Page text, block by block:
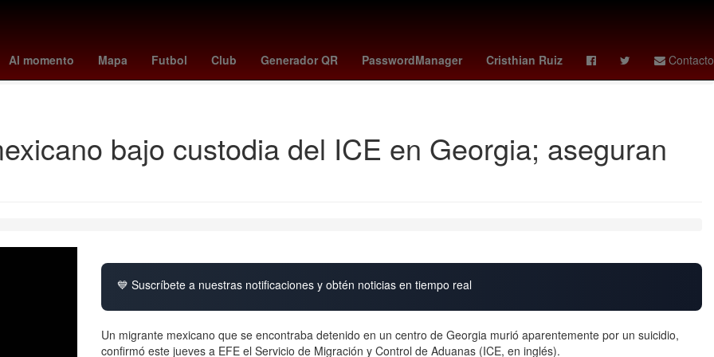
Al momento Mapa Futbol Club Generador QR PasswordManager Cristhian Ruiz Contacto
contra selección de fútbol de haití cristiano ronaldo jr. raphinha brazil world cup Filadelfia Musulmán
douglas santos
bajo custodia del ICE en Georgia; aseguran
💙 Suscríbete a nuestras notificaciones y obtén noticias en tiempo real
Un migrante mexicano que se encontraba detenido en un centro de Georgia murió aparentemente por un suicidio,
confirmó este jueves a EFE el Servicio de Migración y Control de Aduanas (ICE, en inglés).